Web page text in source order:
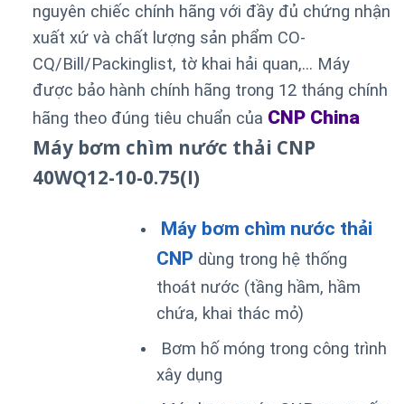
nguyên chiếc chính hãng với đầy đủ chứng nhận
xuất xứ và chất lượng sản phẩm CO-
CQ/Bill/Packinglist, tờ khai hải quan,… Máy
được bảo hành chính hãng trong 12 tháng chính
hãng theo đúng tiêu chuẩn của CNP China
Máy bơm chìm nước thải CNP
40WQ12-10-0.75(I)
Máy bơm chìm nước thải
CNP dùng trong hệ thống
thoát nước (tầng hầm, hầm
chứa, khai thác mỏ)
Bơm hố móng trong công trình
xây dụng